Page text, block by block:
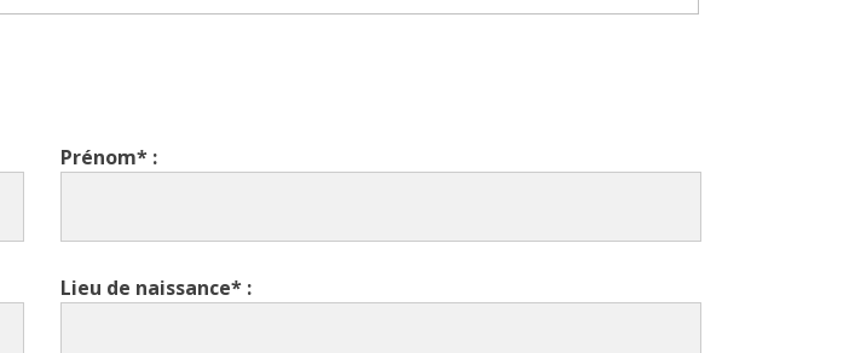
Prénom* :
Lieu de naissance* :